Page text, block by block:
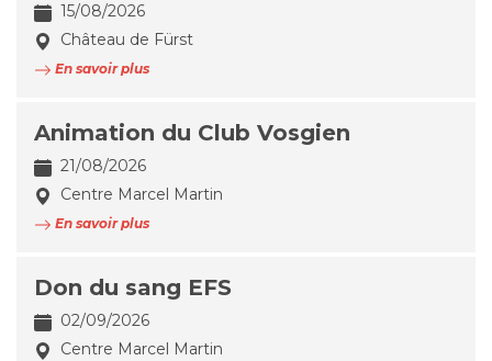
15/08/2026
Château de Fürst
En savoir plus
Animation du Club Vosgien
21/08/2026
Centre Marcel Martin
En savoir plus
Don du sang EFS
02/09/2026
Centre Marcel Martin